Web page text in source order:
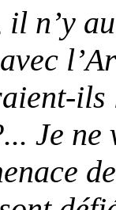
il n’y
Je ne